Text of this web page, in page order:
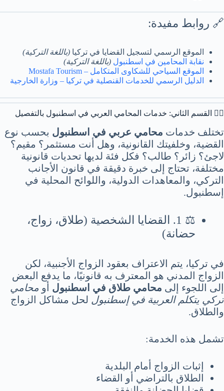
🔗 روابط مفيدة:
الموقع الرسمي لتسجيل القضايا في تركيا (باللغة التركية)
نقابة المحامين في اسطنبول (باللغة التركية)
الموقع السياحي للشكاوى المتكامل – Mostafa Tourism
الدليل الرسمي للخدمات القنصلية في تركيا – وزارة الخارجية
👨‍⚖️ القسم الثاني: خدمات المحامي العربي في اسطنبول بالتفصيل
تختلف خدمات محامي عربي في اسطنبول بحسب نوع
القضية، وخلفيتك القانونية، وهل أنت مستثمر؟ مقيم؟
لاجئ؟ زائر؟ طالب؟ فكل فئة لديها تحديات قانونية
مختلفة، تحتاج إلى خبرة دقيقة في قانون الأجانب
التركي، والمعاهدات الدولية، واللوائح المحلية في
إسطنبول.
⚖️ 1. القضايا الشخصية (طلاق، زواج،
حضانة)
في تركيا، يتم الاعتراف بعقود الزواج الأجنبية، لكن
الزواج المدني هو المعترف به قانونيًا، ما يدفع البعض
إلى اللجوء إلى محامي طلاق في اسطنبول أو محامي
تركي يتكلم العربية في إسطنبول لحل مشاكل الزواج
والطلاق.
تشمل هذه الخدمة:
إثبات الزواج أمام البلدية
الطلاق بالتراضي أو القضاء